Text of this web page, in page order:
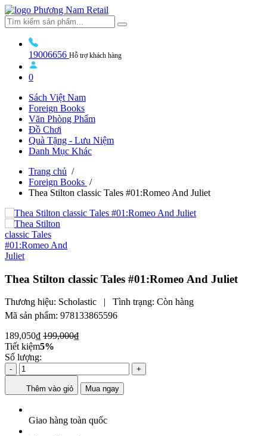
19006656 Hỗ trợ khách hàng
0
Sách Việt Nam
Foreign Books
Văn Phòng Phẩm
Đồ Chơi
Quà Tặng - Lưu Niệm
Danh Mục Khác
Trang chủ /
Foreign Books /
Thea Stilton classic Tales #01:Romeo And Juliet
Thea Stilton classic Tales #01:Romeo And Juliet
Thương hiệu: Scholastic | Tình trạng: Còn hàng
Mã sản phẩm: 978133865596
189,050₫ 199,000₫
Tiết kiệm5%
Số lượng:
- +
Thêm vào giỏ Mua ngay
Giao hàng toàn quốc